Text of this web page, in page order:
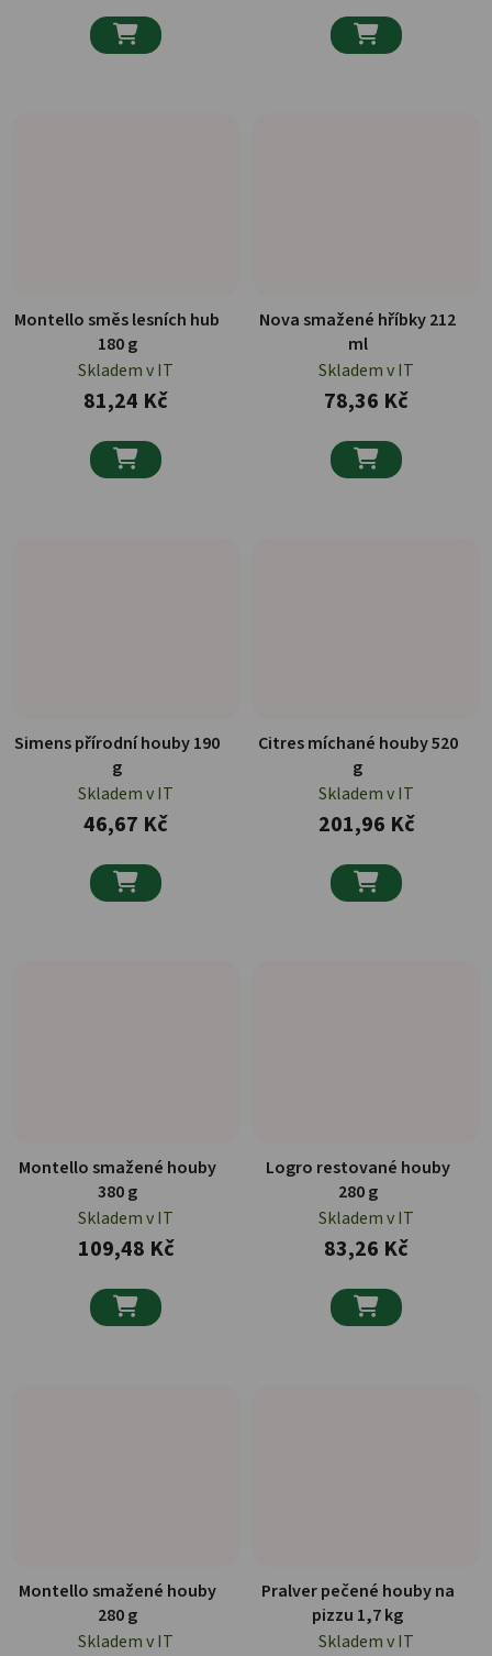
 
Montello směs lesních hub
180 g
Skladem v IT
81,24 Kč

Nova smažené hříbky 212
ml
Skladem v IT
78,36 Kč

Simens přírodní houby 190
g
Skladem v IT
46,67 Kč

Citres míchané houby 520
g
Skladem v IT
201,96 Kč

Montello smažené houby
380 g
Skladem v IT
109,48 Kč

Logro restované houby
280 g
Skladem v IT
83,26 Kč

Montello smažené houby
280 g
Skladem v IT
Pralver pečené houby na
pizzu 1,7 kg
Skladem v IT